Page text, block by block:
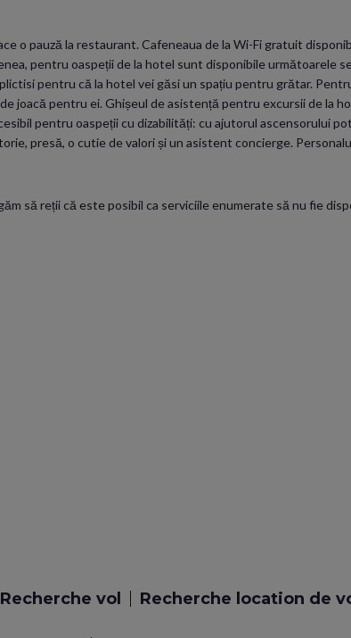
o pauză la restaurant. Cafeneaua de la Wi-Fi gratuit
pentru oaspeții de la hotel sunt disponibile următoarele
pentru că la hotel vei găsi un spațiu pentru grătar.
joacă pentru ei. Ghișeul de asistență pentru excursii de la
pentru oaspeții cu dizabilități: cu ajutorul ascensorului
presă, o cutie de valori și un asistent concierge.
să reții că este posibil ca serviciile enumerate să nu fie
Recherche vol Recherche location de